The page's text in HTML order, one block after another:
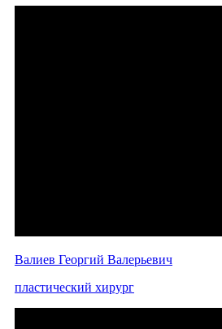
Валиев Георгий Валерьевич
пластический хирург